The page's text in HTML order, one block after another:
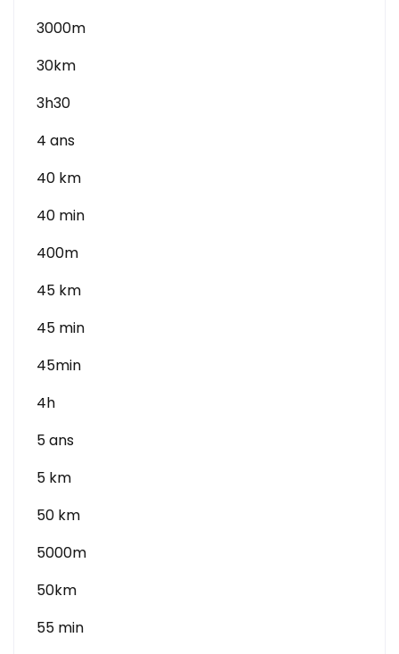
3000m
30km
3h30
4 ans
40 km
40 min
400m
45 km
45 min
45min
4h
5 ans
5 km
50 km
5000m
50km
55 min